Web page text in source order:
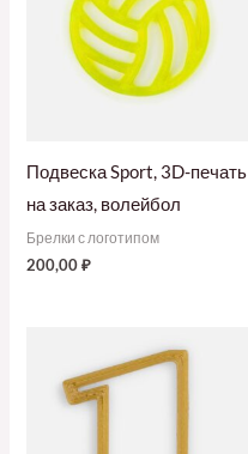
Подвеска Sport, 3D-печать
на заказ, волейбол
Брелки с логотипом
200,00₽